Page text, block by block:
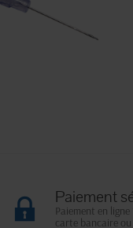
Paiement
Paiement en
carte bancaire ou